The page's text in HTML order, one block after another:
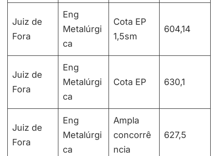
Juiz de
Fora
Eng
Metalúrgi
ca
Cota EP
1,5sm
604,14
Juiz de
Fora
Eng
Metalúrgi
ca
Cota EP 630,1
Juiz de
Fora
Eng
Metalúrgi
ca
Ampla
concorrê
ncia
627,5